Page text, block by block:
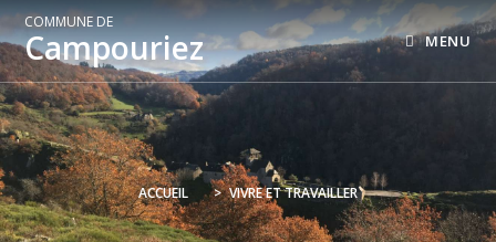
COMMUNE DE
Campouriez MENU
ACCUEIL > VIVRE ET TRAVAILLER